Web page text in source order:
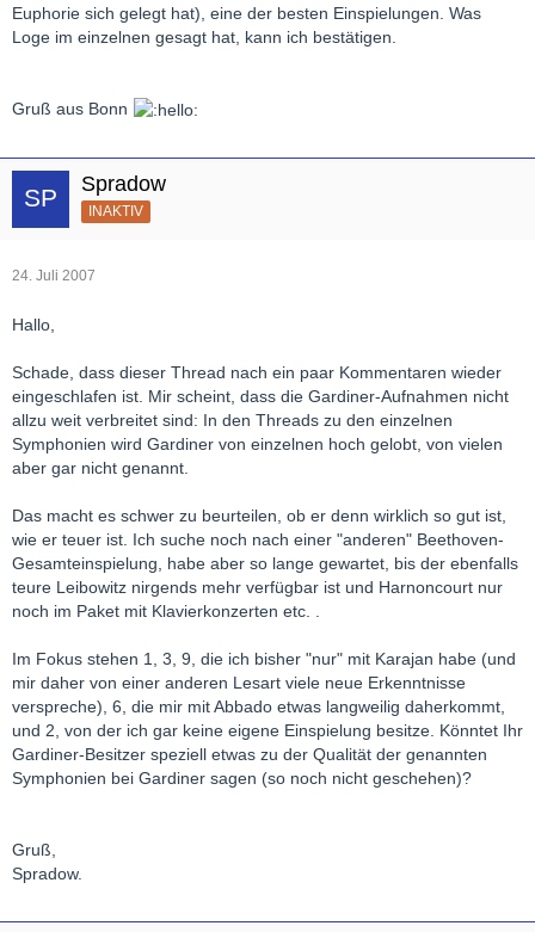
Euphorie sich gelegt hat), eine der besten Einspielungen. Was
Loge im einzelnen gesagt hat, kann ich bestätigen.
Gruß aus Bonn
Spradow
INAKTIV
24. Juli 2007
Hallo,
Schade, dass dieser Thread nach ein paar Kommentaren wieder
eingeschlafen ist. Mir scheint, dass die Gardiner-Aufnahmen nicht
allzu weit verbreitet sind: In den Threads zu den einzelnen
Symphonien wird Gardiner von einzelnen hoch gelobt, von vielen
aber gar nicht genannt.
Das macht es schwer zu beurteilen, ob er denn wirklich so gut ist,
wie er teuer ist. Ich suche noch nach einer "anderen" Beethoven-
Gesamteinspielung, habe aber so lange gewartet, bis der ebenfalls
teure Leibowitz nirgends mehr verfügbar ist und Harnoncourt nur
noch im Paket mit Klavierkonzerten etc. .
Im Fokus stehen 1, 3, 9, die ich bisher "nur" mit Karajan habe (und
mir daher von einer anderen Lesart viele neue Erkenntnisse
verspreche), 6, die mir mit Abbado etwas langweilig daherkommt,
und 2, von der ich gar keine eigene Einspielung besitze. Könntet Ihr
Gardiner-Besitzer speziell etwas zu der Qualität der genannten
Symphonien bei Gardiner sagen (so noch nicht geschehen)?
Gruß,
Spradow.